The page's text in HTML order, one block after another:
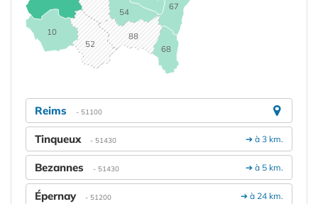
10
52
54
67
68
88
Reims - 51100
➔ à 3 km.
Tinqueux - 51430
➔ à 5 km.
Bezannes - 51430
➔ à 24 km.
Épernay - 51200